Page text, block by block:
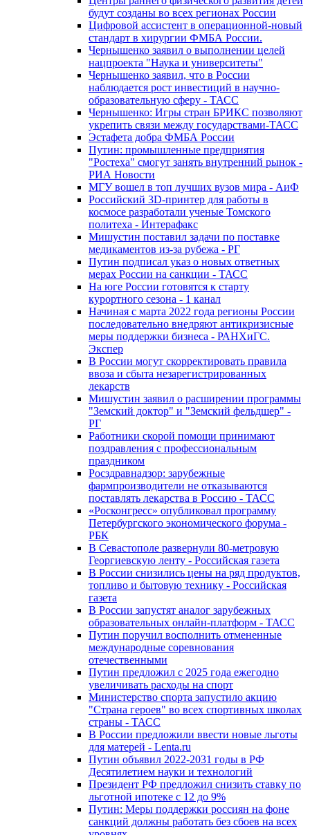
будут созданы во всех регионах России
Цифровой ассистент в операционной-новый
стандарт в хирургии ФМБА России.
Чернышенко заявил о выполнении целей
нацпроекта "Наука и университеты"
Чернышенко заявил, что в России
наблюдается рост инвестиций в научно-
образовательную сферу - ТАСС
Чернышенко: Игры стран БРИКС позволяют
укрепить связи между государствами-ТАСС
Эстафета добра ФМБА России
Путин: промышленные предприятия
"Ростеха" смогут занять внутренний рынок -
РИА Новости
МГУ вошел в топ лучших вузов мира - АиФ
Российский 3D-принтер для работы в
космосе разработали ученые Томского
политеха - Интерафакс
Мишустин поставил задачи по поставке
медикаментов из-за рубежа - РГ
Путин подписал указ о новых ответных
мерах России на санкции - ТАСС
На юге России готовятся к старту
курортного сезона - 1 канал
Начиная с марта 2022 года регионы России
последовательно внедряют антикризисные
меры поддержки бизнеса - РАНХиГС.
Экспер
В России могут скорректировать правила
ввоза и сбыта незарегистрированных
лекарств
Мишустин заявил о расширении программы
"Земский доктор" и "Земский фельдшер" -
РГ
Работники скорой помощи принимают
поздравления с профессиональным
праздником
Росздравнадзор: зарубежные
фармпроизводители не отказываются
поставлять лекарства в Россию - ТАСС
«Росконгресс» опубликовал программу
Петербургского экономического форума -
РБК
В Севастополе развернули 80-метровую
Георгиевскую ленту - Российская газета
В России снизились цены на ряд продуктов,
топливо и бытовую технику - Российская
газета
В России запустят аналог зарубежных
образовательных онлайн-платформ - ТАСС
Путин поручил восполнить отмененные
международные соревнования
отечественными
Путин предложил с 2025 года ежегодно
увеличивать расходы на спорт
Министерство спорта запустило акцию
"Страна героев" во всех спортивных школах
страны - ТАСС
В России предложили ввести новые льготы
для матерей - Lenta.ru
Путин объявил 2022-2031 годы в РФ
Десятилетием науки и технологий
Президент РФ предложил снизить ставку по
льготной ипотеке с 12 до 9%
Путин: Меры поддержки россиян на фоне
санкций должны работать без сбоев на всех